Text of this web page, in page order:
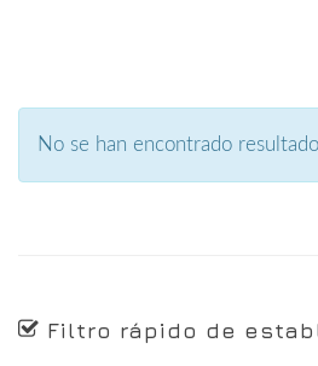
No se han encontrado
Filtro rápido de